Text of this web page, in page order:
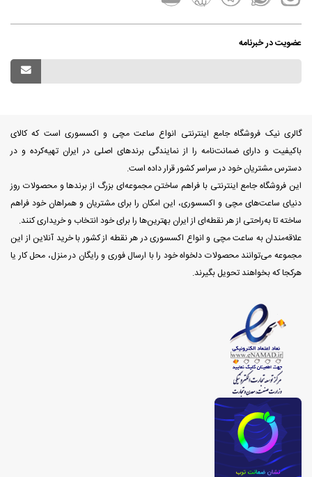
عضویت در خبرنامه
گالری نیک فروشگاه جامع اینترنتی انواع ساعت مچی و اکسسوری است که کالای
باکیفیت و دارای ضمانت‌نامه را از نمایندگی برندهای اصلی در ایران تهیه‌کرده و در
دسترس مشتریان خود در سراسر کشور قرار داده است.
این فروشگاه جامع اینترنتی با فراهم ساختن مجموعه‌ای بزرگ از برندها و محصولات روز
دنیای ساعت‌های مچی و اکسسوری، این امکان را برای مشتریان و همراهان خود فراهم
ساخته تا به‌راحتی از هر نقطه‌ای از ایران بهترین‌ها را برای خود انتخاب و خریداری کنند.
علاقه‌مندان به ساعت مچی و انواع اکسسوری در هر نقطه از کشور با خرید آنلاین از این
مجموعه می‌توانند محصولات دلخواه خود را با ارسال فوری و رایگان در منزل، محل کار یا
هرکجا که بخواهند تحویل بگیرند.